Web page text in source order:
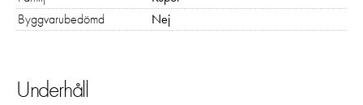
Byggvarubedömd
Nej
Underhåll